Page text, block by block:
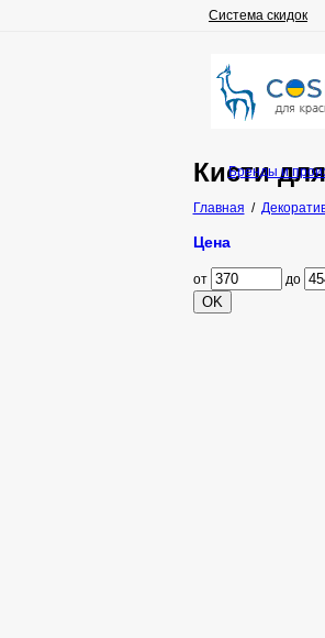
Система скидок
Кисти
Главная /
Бренды и
Цена
от до
OK